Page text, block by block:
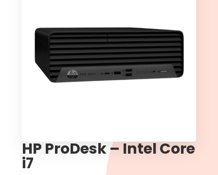
HP ProDesk – Intel Core
i7